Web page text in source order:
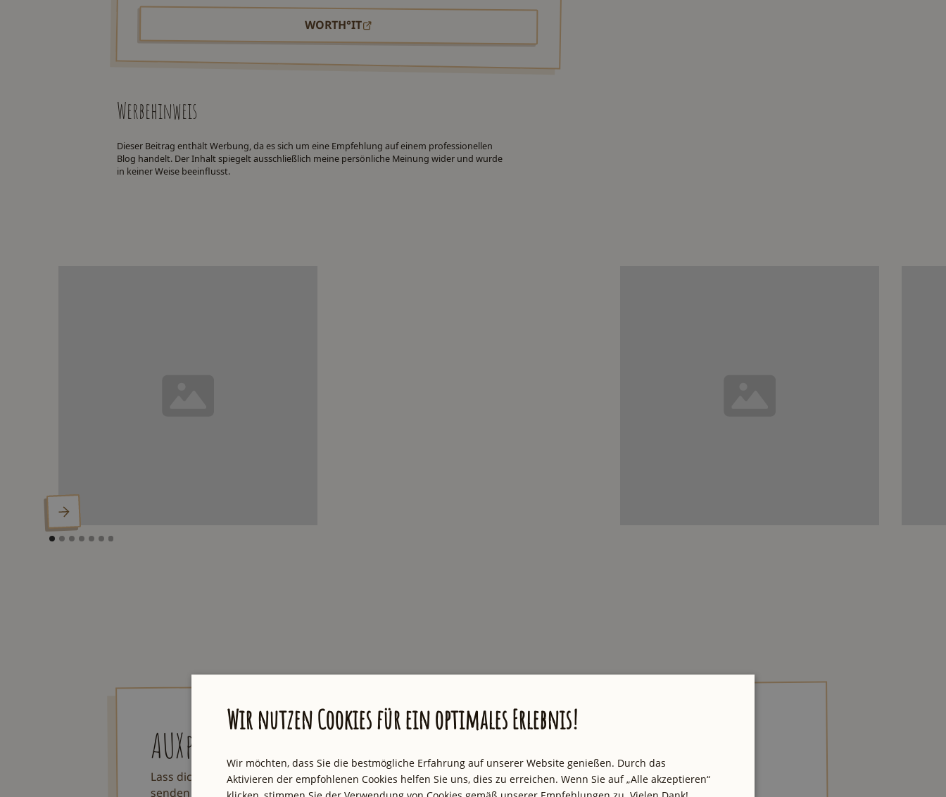
WORTH°IT
Werbehinweis
Dieser Beitrag enthält Werbung, da es sich um eine Empfehlung auf einem professionellen
Blog handelt. Der Inhalt spiegelt ausschließlich meine persönliche Meinung wider und wurde
in keiner Weise beeinflusst.
AUXpost
Lass dich von einzigartigen Touren und Geheimtipps inspirieren. Wir
senden dir jeden Samstag eine E-Mail mit der neuesten Empfehlung aus
Wir nutzen Cookies für ein optimales Erlebnis!
Wir möchten, dass Sie die bestmögliche Erfahrung auf unserer Website genießen. Durch das
Aktivieren der empfohlenen Cookies helfen Sie uns, dies zu erreichen. Wenn Sie auf „Alle akzeptieren“